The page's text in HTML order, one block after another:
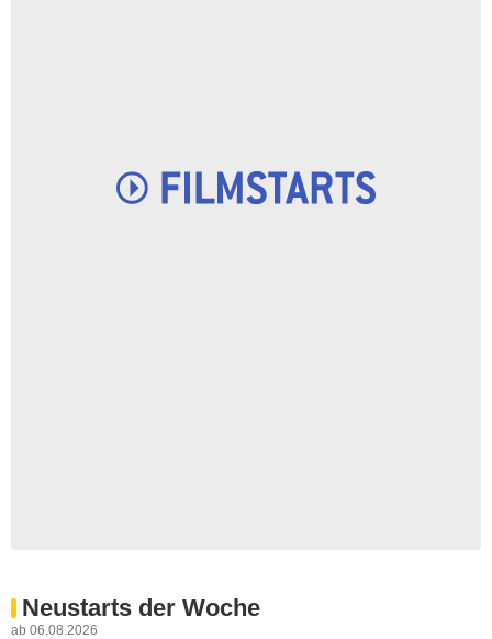
Neustarts der Woche
ab 06.08.2026